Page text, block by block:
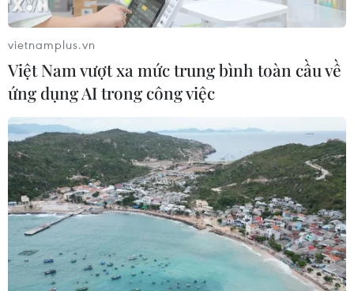
Thêm 40 ca mắc mới COVID-19 tại Hải
Dương, Hà Nội và Quảng Ninh
vietnamplus.vn
Việt Nam vượt xa mức trung bình toàn cầu về
ứng dụng AI trong công việc